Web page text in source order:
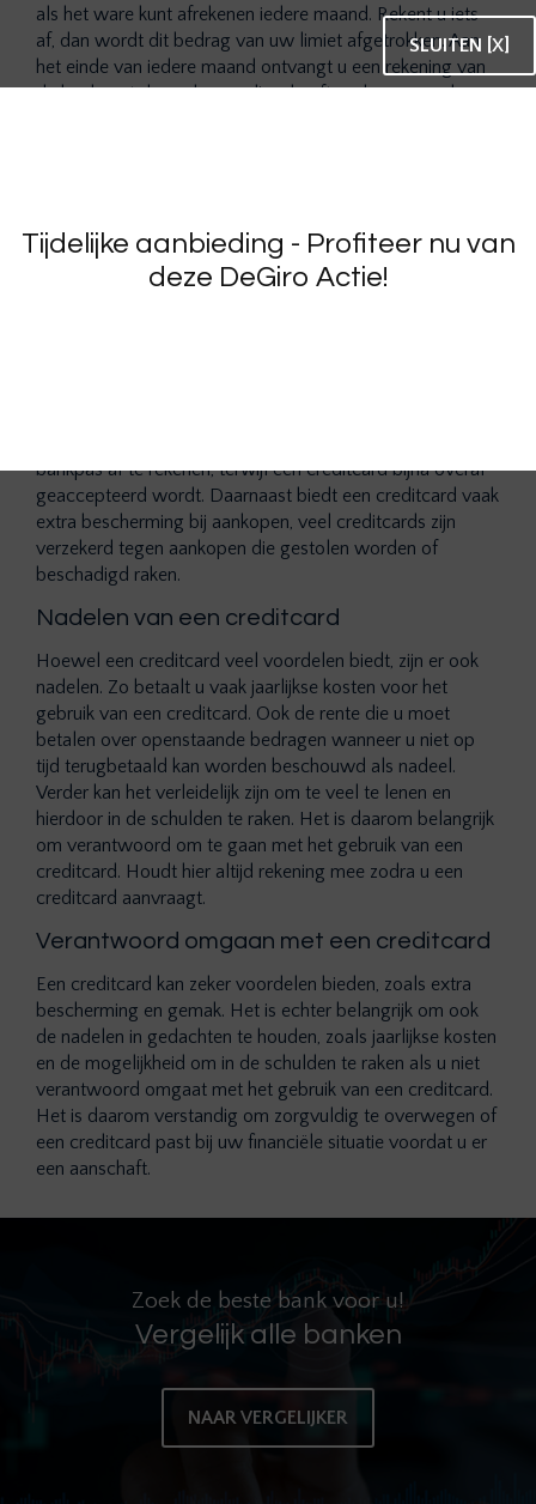
als het ware kunt afrekenen iedere maand. Rekent u iets
af, dan wordt dit bedrag van uw limiet afgetrokken. Aan
het einde van iedere maand ontvangt u een rekening van
de bank met de aankopen die u heeft gedaan, vervolgens
Voordelen van een creditcard
bankpas af te rekenen, terwijl een creditcard bijna overal
geaccepteerd wordt. Daarnaast biedt een creditcard vaak
extra bescherming bij aankopen, veel creditcards zijn
verzekerd tegen aankopen die gestolen worden of
beschadigd raken.
Nadelen van een creditcard
Hoewel een creditcard veel voordelen biedt, zijn er ook
nadelen. Zo betaalt u vaak jaarlijkse kosten voor het
gebruik van een creditcard. Ook de rente die u moet
betalen over openstaande bedragen wanneer u niet op
tijd terugbetaald kan worden beschouwd als nadeel.
Verder kan het verleidelijk zijn om te veel te lenen en
hierdoor in de schulden te raken. Het is daarom belangrijk
om verantwoord om te gaan met het gebruik van een
creditcard. Houdt hier altijd rekening mee zodra u een
creditcard aanvraagt.
Verantwoord omgaan met een creditcard
Een creditcard kan zeker voordelen bieden, zoals extra
bescherming en gemak. Het is echter belangrijk om ook
de nadelen in gedachten te houden, zoals jaarlijkse kosten
en de mogelijkheid om in de schulden te raken als u niet
verantwoord omgaat met het gebruik van een creditcard.
Het is daarom verstandig om zorgvuldig te overwegen of
een creditcard past bij uw financiële situatie voordat u er
een aanschaft.
Zoek de beste bank voor u!
Vergelijk alle banken
NAAR VERGELIJKER
SLUITEN [X]
Tijdelijke aanbieding - Profiteer nu van
deze DeGiro Actie!